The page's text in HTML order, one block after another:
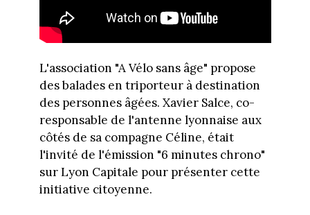
L'association "A Vélo sans âge" propose
des balades en triporteur à destination
des personnes âgées. Xavier Salce, co-
responsable de l'antenne lyonnaise aux
côtés de sa compagne Céline, était
l'invité de l'émission "6 minutes chrono"
sur Lyon Capitale pour présenter cette
initiative citoyenne.